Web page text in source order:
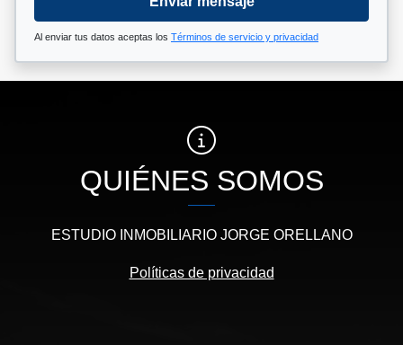
Al enviar tus datos aceptas los Términos de servicio y privacidad
QUIÉNES SOMOS
ESTUDIO INMOBILIARIO JORGE ORELLANO
Políticas de privacidad